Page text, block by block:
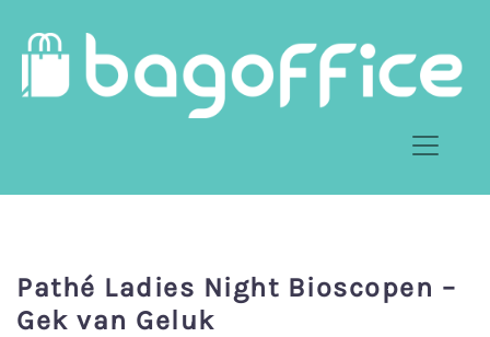
Pathé Ladies Night Bioscopen –
Gek van Geluk